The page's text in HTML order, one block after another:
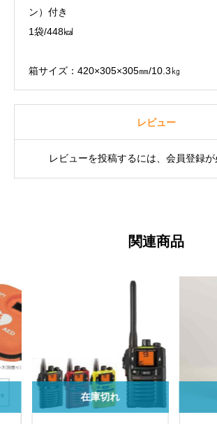
ン）付き
1袋/448㎉
箱サイズ：420×305×305㎜/10.3㎏
レビュー
レビューを投稿するには、会員登録が
関連商品
在庫切れ